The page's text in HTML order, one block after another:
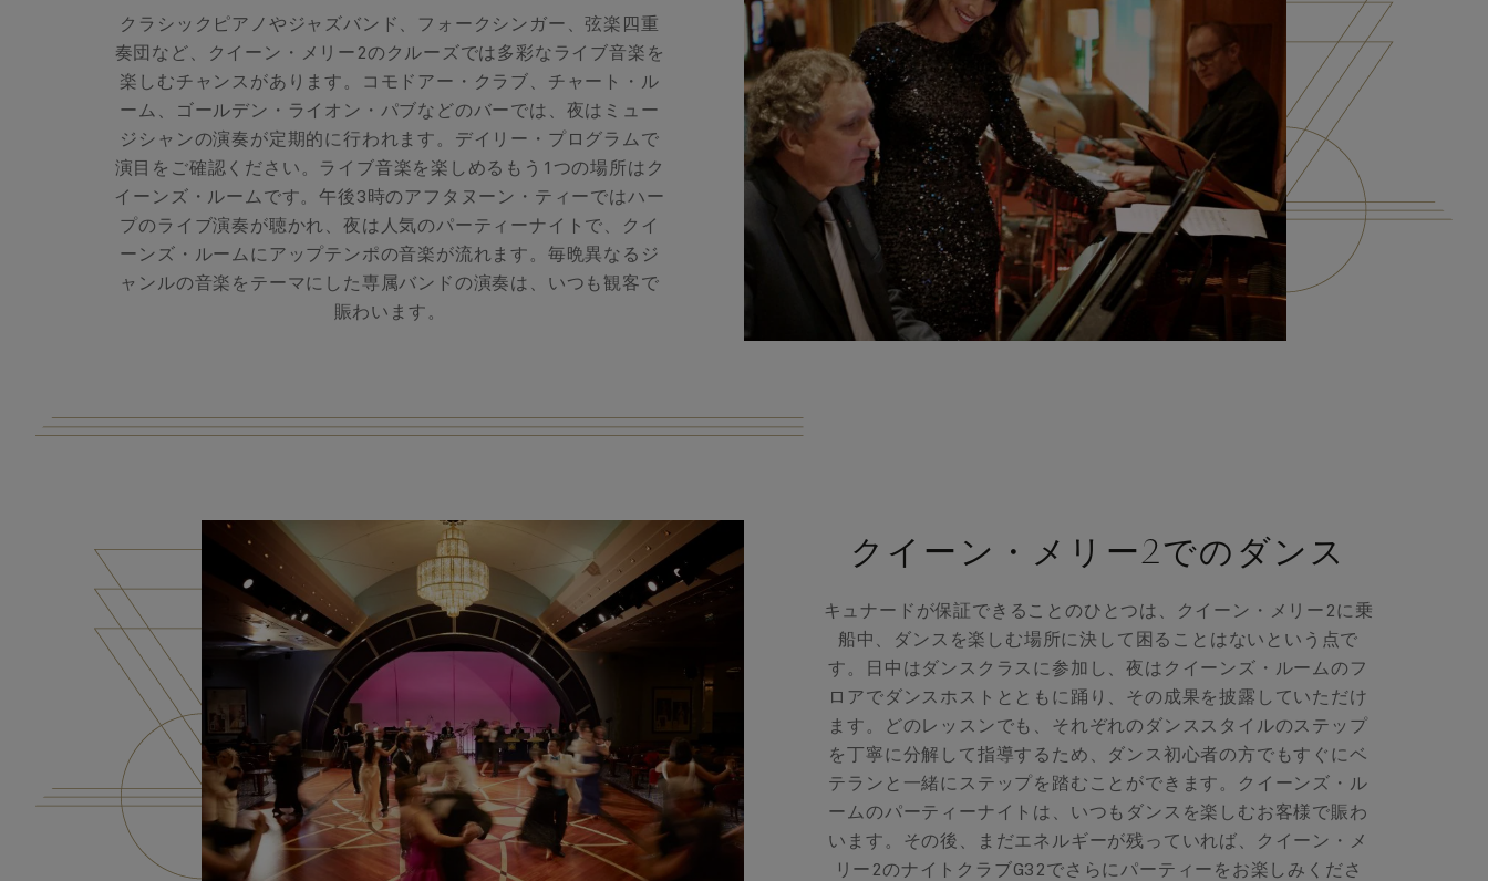
クラシックピアノやジャズバンド、フォークシンガー、弦楽四重
奏団など、クイーン・メリー2のクルーズでは多彩なライブ音楽を
楽しむチャンスがあります。コモドアー・クラブ、チャート・ル
ーム、ゴールデン・ライオン・パブなどのバーでは、夜はミュー
ジシャンの演奏が定期的に行われます。デイリー・プログラムで
演目をご確認ください。ライブ音楽を楽しめるもう1つの場所はク
イーンズ・ルームです。午後3時のアフタヌーン・ティーではハー
プのライブ演奏が聴かれ、夜は人気のパーティーナイトで、クイ
ーンズ・ルームにアップテンポの音楽が流れます。毎晩異なるジ
ャンルの音楽をテーマにした専属バンドの演奏は、いつも観客で
賑わいます。
クイーン・メリー2でのダンス
キュナードが保証できることのひとつは、クイーン・メリー2に乗
船中、ダンスを楽しむ場所に決して困ることはないという点で
す。日中はダンスクラスに参加し、夜はクイーンズ・ルームのフ
ロアでダンスホストとともに踊り、その成果を披露していただけ
ます。どのレッスンでも、それぞれのダンススタイルのステップ
を丁寧に分解して指導するため、ダンス初心者の方でもすぐにベ
テランと一緒にステップを踏むことができます。クイーンズ・ル
ームのパーティーナイトは、いつもダンスを楽しむお客様で賑わ
います。その後、まだエネルギーが残っていれば、クイーン・メ
リー2のナイトクラブG32でさらにパーティーをお楽しみくださ